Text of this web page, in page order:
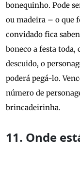
bonequinho. Pode
ou madeira – o que
convidado fica
boneco a festa toda,
descuido, o
poderá pegá-lo.
número de
brincadeirinha.
11. Onde